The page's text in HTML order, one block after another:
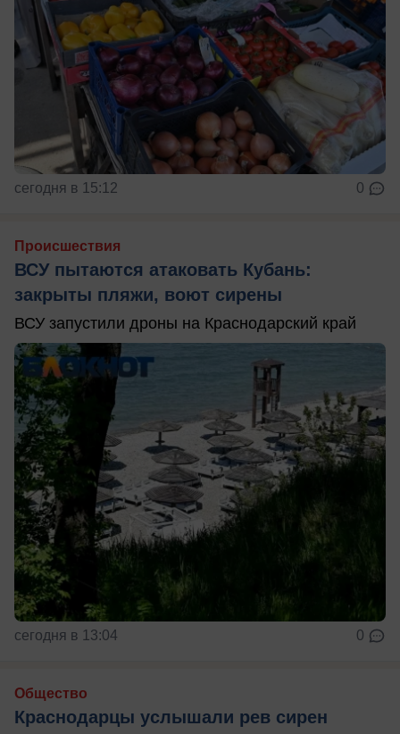
сегодня в 15:12 0
Происшествия
ВСУ пытаются атаковать Кубань:
закрыты пляжи, воют сирены
ВСУ запустили дроны на Краснодарский край
сегодня в 13:04 0
Общество
Краснодарцы услышали рев сирен